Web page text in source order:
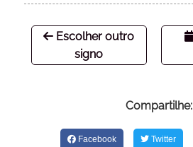
Escolher outro
signo
Compartilhe:
Facebook Twitter